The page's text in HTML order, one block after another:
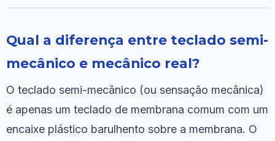
Qual a diferença entre teclado semi-
mecânico e mecânico real?
O teclado semi-mecânico (ou sensação mecânica)
é apenas um teclado de membrana comum com um
encaixe plástico barulhento sobre a membrana. O